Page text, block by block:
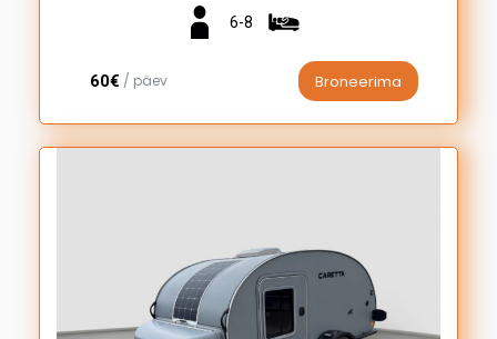
6-8
60€ / päev Broneerima